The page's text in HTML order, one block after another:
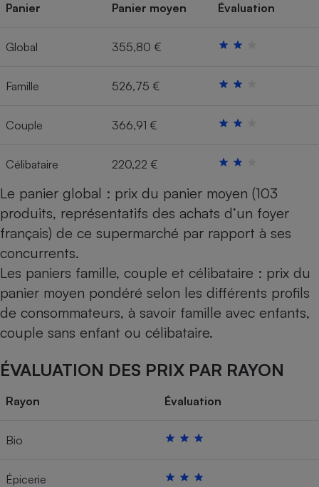
Panier Panier moyen Évaluation
Global 355,80 €
Famille 526,75 €
Couple 366,91 €
Célibataire 220,22 €
Le panier global : prix du panier moyen (103
produits, représentatifs des achats d’un foyer
français) de ce supermarché par rapport à ses
concurrents.
Les paniers famille, couple et célibataire : prix du
panier moyen pondéré selon les différents profils
de consommateurs, à savoir famille avec enfants,
couple sans enfant ou célibataire.
ÉVALUATION DES PRIX PAR RAYON
Rayon Évaluation
Bio
Épicerie